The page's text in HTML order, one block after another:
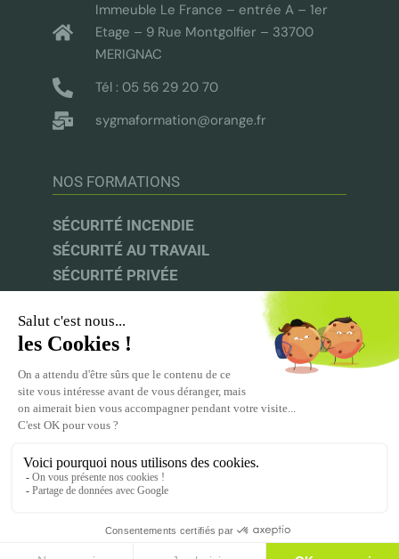
Immeuble Le France – entrée A – 1er
Etage – 9 Rue Montgolfier – 33700
MERIGNAC
Tél : 05 56 29 20 70
sygmaformation@orange.fr
NOS FORMATIONS
SÉCURITÉ INCENDIE
SÉCURITÉ AU TRAVAIL
SÉCURITÉ PRIVÉE
UFACS | CNAPS |INRS |CPF
ACPR-PRÉVENTION
CGV